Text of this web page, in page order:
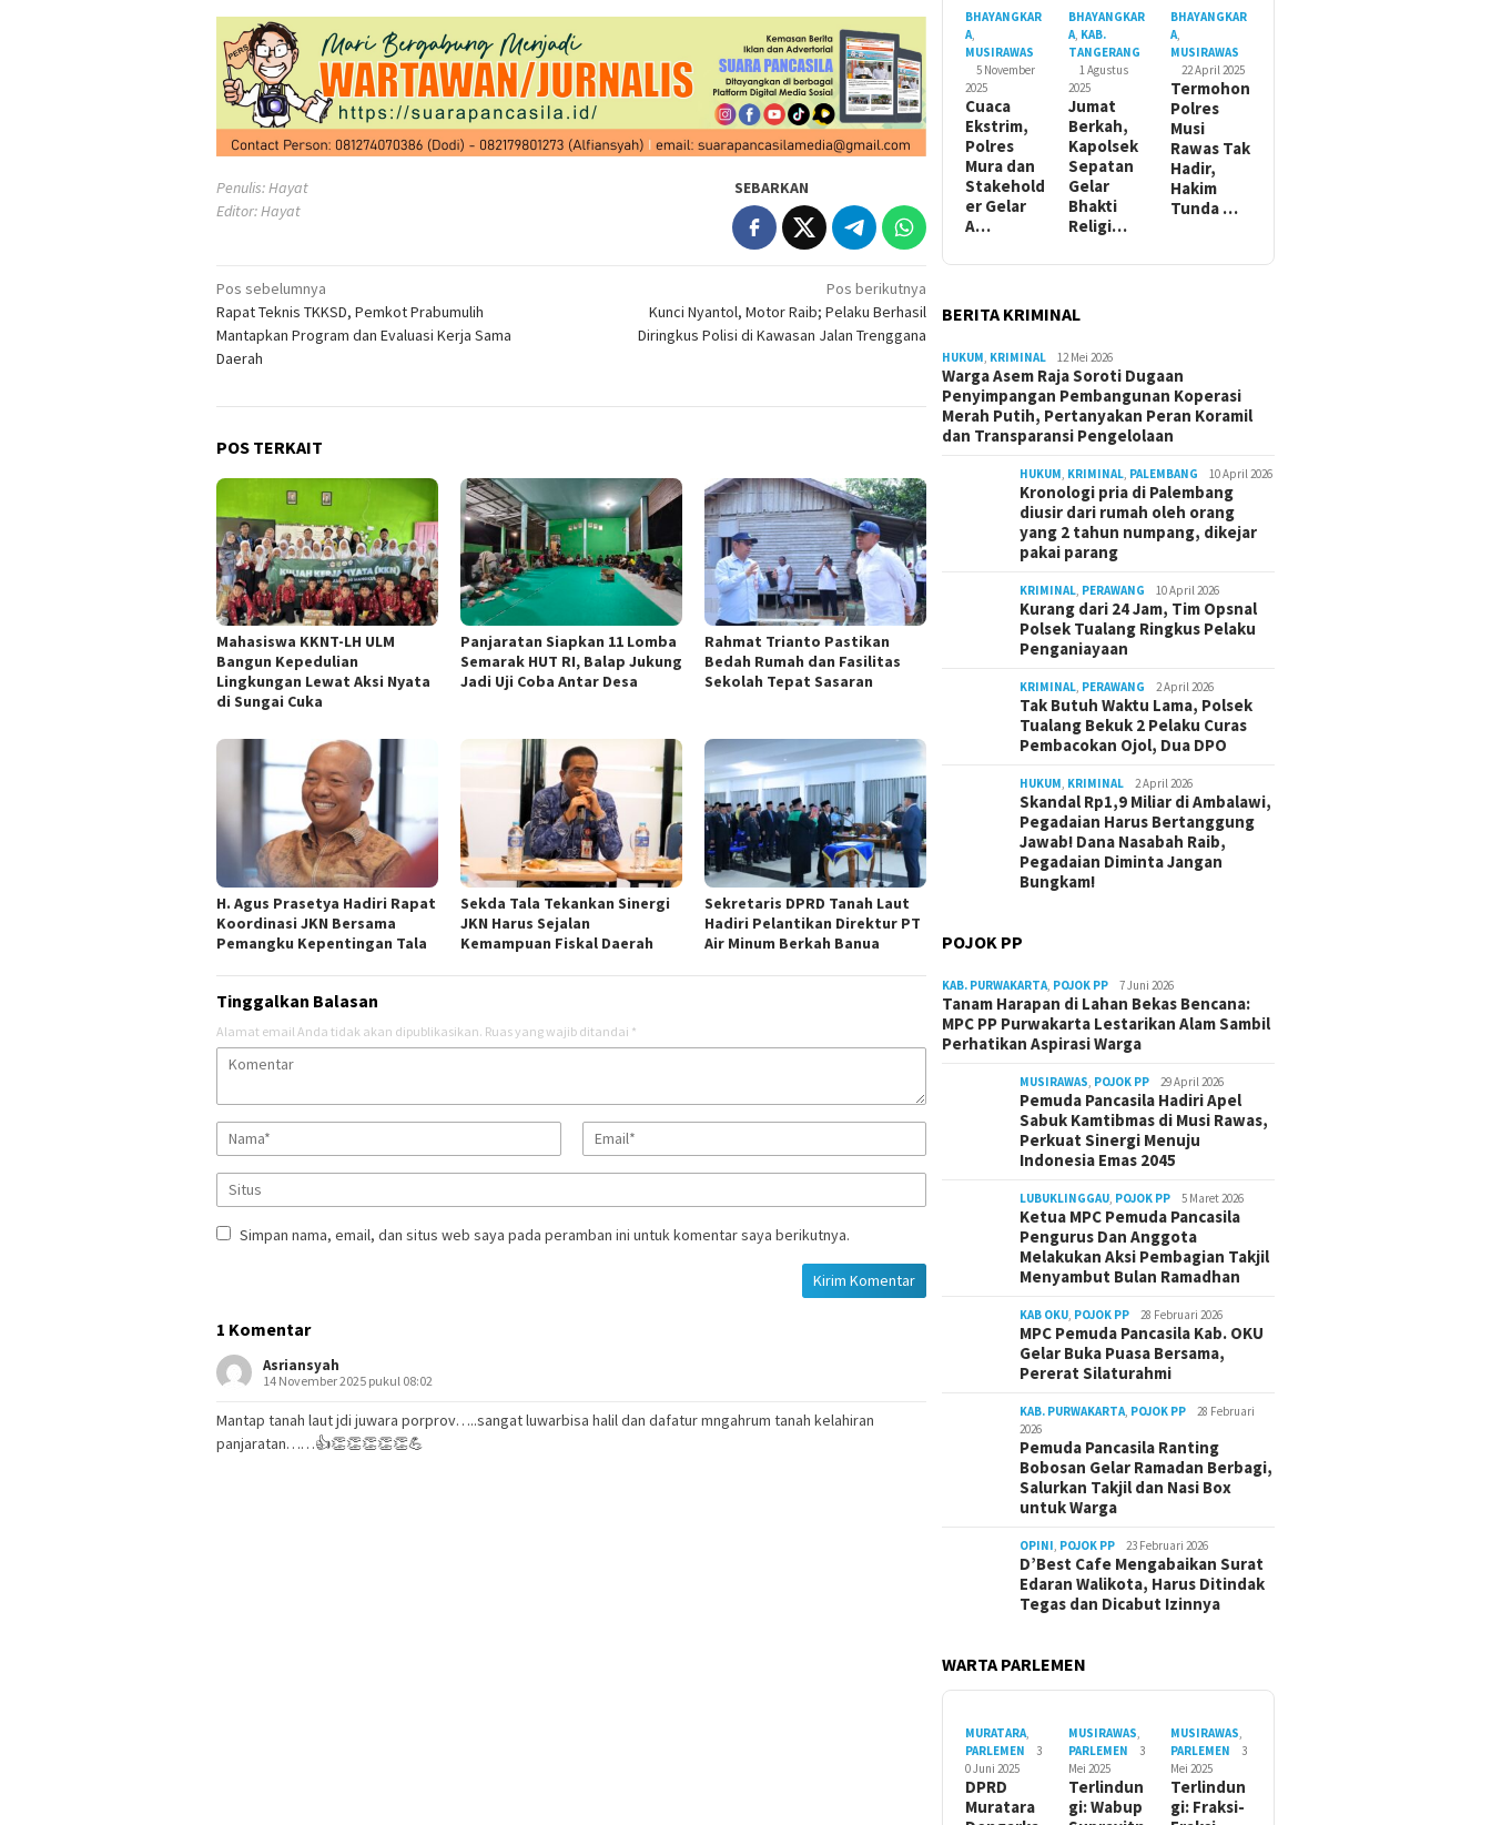
Penulis: Hayat
Editor: Hayat
SEBARKAN
Navigasi
pos
Pos sebelumnya
Rapat Teknis TKKSD, Pemkot Prabumulih
Mantapkan Program dan Evaluasi Kerja Sama
Daerah
Pos berikutnya
Kunci Nyantol, Motor Raib; Pelaku Berhasil
Diringkus Polisi di Kawasan Jalan Trenggana
POS TERKAIT
Mahasiswa KKNT-LH ULM
Bangun Kepedulian
Lingkungan Lewat Aksi Nyata
di Sungai Cuka
Panjaratan Siapkan 11 Lomba
Semarak HUT RI, Balap Jukung
Jadi Uji Coba Antar Desa
Rahmat Trianto Pastikan
Bedah Rumah dan Fasilitas
Sekolah Tepat Sasaran
H. Agus Prasetya Hadiri Rapat
Koordinasi JKN Bersama
Pemangku Kepentingan Tala
Sekda Tala Tekankan Sinergi
JKN Harus Sejalan
Kemampuan Fiskal Daerah
Sekretaris DPRD Tanah Laut
Hadiri Pelantikan Direktur PT
Air Minum Berkah Banua
Tinggalkan Balasan
Alamat email Anda tidak akan dipublikasikan. Ruas yang wajib ditandai *
Simpan nama, email, dan situs web saya pada peramban ini untuk komentar saya berikutnya.
1 Komentar
Asriansyah
14 November 2025 pukul 08:02
Mantap tanah laut jdi juwara porprov…..sangat luwarbisa halil dan dafatur mngahrum tanah kelahiran
panjaratan……👍👏👏👏👏👏💪
BHAYANGKAR
A,
MUSIRAWAS
5 November
2025
Cuaca
Ekstrim,
Polres
Mura dan
Stakehold
er Gelar
A…
BHAYANGKAR
A, KAB.
TANGERANG
1 Agustus
2025
Jumat
Berkah,
Kapolsek
Sepatan
Gelar
Bhakti
Religi…
BHAYANGKAR
A,
MUSIRAWAS
22 April 2025
Termohon
Polres
Musi
Rawas Tak
Hadir,
Hakim
Tunda …
BERITA KRIMINAL
HUKUM, KRIMINAL 12 Mei 2026
Warga Asem Raja Soroti Dugaan
Penyimpangan Pembangunan Koperasi
Merah Putih, Pertanyakan Peran Koramil
dan Transparansi Pengelolaan
HUKUM, KRIMINAL, PALEMBANG 10 April 2026
Kronologi pria di Palembang
diusir dari rumah oleh orang
yang 2 tahun numpang, dikejar
pakai parang
KRIMINAL, PERAWANG 10 April 2026
Kurang dari 24 Jam, Tim Opsnal
Polsek Tualang Ringkus Pelaku
Penganiayaan
KRIMINAL, PERAWANG 2 April 2026
Tak Butuh Waktu Lama, Polsek
Tualang Bekuk 2 Pelaku Curas
Pembacokan Ojol, Dua DPO
HUKUM, KRIMINAL 2 April 2026
Skandal Rp1,9 Miliar di Ambalawi,
Pegadaian Harus Bertanggung
Jawab! Dana Nasabah Raib,
Pegadaian Diminta Jangan
Bungkam!
POJOK PP
KAB. PURWAKARTA, POJOK PP 7 Juni 2026
Tanam Harapan di Lahan Bekas Bencana:
MPC PP Purwakarta Lestarikan Alam Sambil
Perhatikan Aspirasi Warga
MUSIRAWAS, POJOK PP 29 April 2026
Pemuda Pancasila Hadiri Apel
Sabuk Kamtibmas di Musi Rawas,
Perkuat Sinergi Menuju
Indonesia Emas 2045
LUBUKLINGGAU, POJOK PP 5 Maret 2026
Ketua MPC Pemuda Pancasila
Pengurus Dan Anggota
Melakukan Aksi Pembagian Takjil
Menyambut Bulan Ramadhan
KAB OKU, POJOK PP 28 Februari 2026
MPC Pemuda Pancasila Kab. OKU
Gelar Buka Puasa Bersama,
Pererat Silaturahmi
KAB. PURWAKARTA, POJOK PP
28 Februari
2026
Pemuda Pancasila Ranting
Bobosan Gelar Ramadan Berbagi,
Salurkan Takjil dan Nasi Box
untuk Warga
OPINI, POJOK PP 23 Februari 2026
D’Best Cafe Mengabaikan Surat
Edaran Walikota, Harus Ditindak
Tegas dan Dicabut Izinnya
WARTA PARLEMEN
MURATARA,
PARLEMEN
3
0 Juni 2025
DPRD
Muratara
MUSIRAWAS,
PARLEMEN
3
Mei 2025
Terlindun
gi: Wabup
MUSIRAWAS,
PARLEMEN
3
Mei 2025
Terlindun
gi: Fraksi-